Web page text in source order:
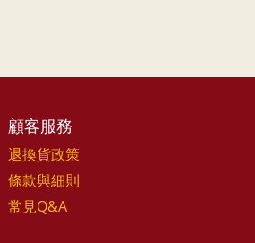
顧客服務
退換貨政策
條款與細則
常見Q&A